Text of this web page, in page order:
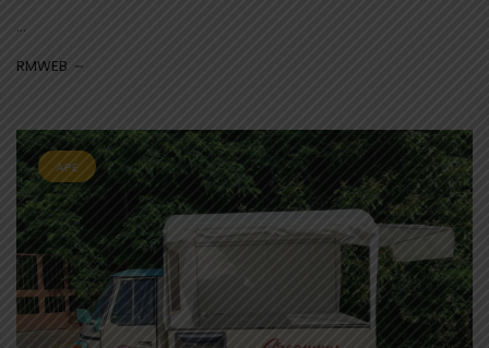
...
RMWEB
APE